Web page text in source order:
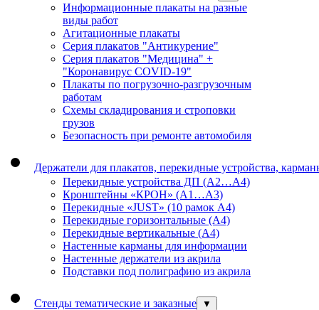
Информационные плакаты на разные
виды работ
Агитационные плакаты
Серия плакатов "Антикурение"
Серия плакатов "Медицина" +
"Коронавирус COVID-19"
Плакаты по погрузочно-разгрузочным
работам
Схемы складирования и строповки
грузов
Безопасность при ремонте автомобиля
Держатели для плакатов, перекидные устройства,
Перекидные устройства ДП (А2…А4)
Кронштейны «КРОН» (А1…А3)
Перекидные «JUST» (10 рамок А4)
Перекидные горизонтальные (А4)
Перекидные вертикальные (А4)
Настенные карманы для информации
Настенные держатели из акрила
Подставки под полиграфию из акрила
Стенды тематические и заказные ▼